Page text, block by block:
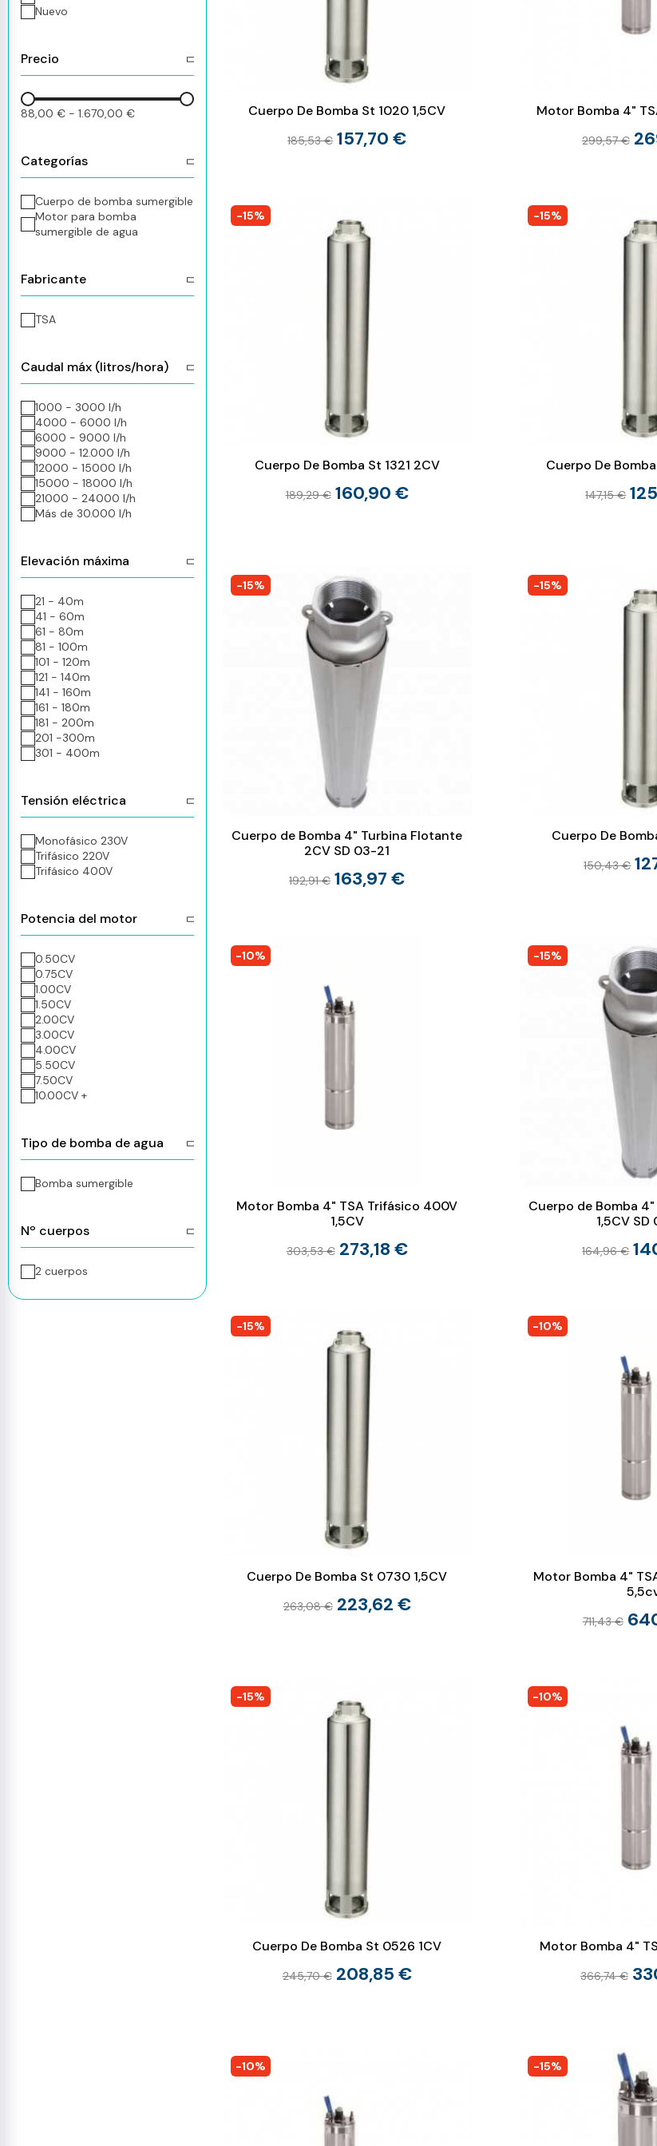
Nuevo
Precio
88,00 € - 1.670,00 €
Categorías
Cuerpo de bomba sumergible
Motor para bomba
sumergible de agua
Fabricante
TSA
Caudal máx (litros/hora)
1000 - 3000 l/h
4000 - 6000 l/h
6000 - 9000 l/h
9000 - 12.000 l/h
12000 - 15000 l/h
15000 - 18000 l/h
21000 - 24000 l/h
Más de 30.000 l/h
Elevación máxima
21 - 40m
41 - 60m
61 - 80m
81 - 100m
101 - 120m
121 - 140m
141 - 160m
161 - 180m
181 - 200m
201 -300m
301 - 400m
Tensión eléctrica
Monofásico 230V
Trifásico 220V
Trifásico 400V
Potencia del motor
0.50CV
0.75CV
1.00CV
1.50CV
2.00CV
3.00CV
4.00CV
5.50CV
7.50CV
10.00CV +
Tipo de bomba de agua
Bomba sumergible
Nº cuerpos
2 cuerpos
Cuerpo De Bomba St 1020 1,5CV
185,53 € 157,70 €
Motor Bomba 4"
299,57 €
-15%
Cuerpo De Bomba St 1321 2CV
189,29 € 160,90 €
-15%
Cuerpo De
147,15 €
-15%
Cuerpo de Bomba 4" Turbina Flotante
2CV SD 03-21
192,91 € 163,97 €
-15%
Cuerpo De
150,43 €
-10%
Motor Bomba 4" TSA Trifásico 400V
1,5CV
303,53 € 273,18 €
-15%
Cuerpo de Bomba
1,5CV
164,96 €
-15%
Cuerpo De Bomba St 0730 1,5CV
263,08 € 223,62 €
-10%
Motor Bomba 4"
711,43 €
-15%
Cuerpo De Bomba St 0526 1CV
245,70 € 208,85 €
-10%
Motor Bomba 4"
366,74 €
-10% -15%